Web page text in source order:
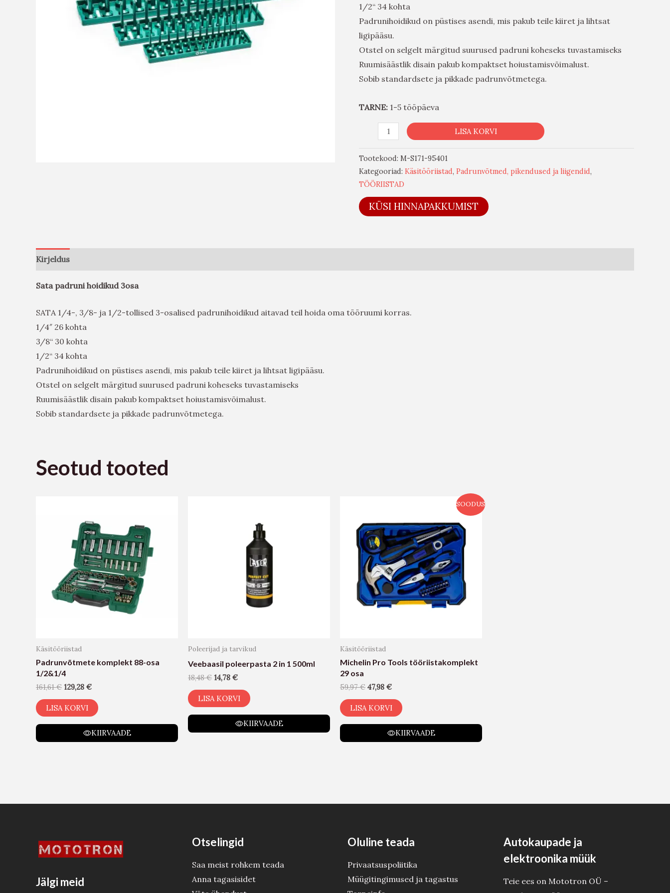
1/2“ 34 kohta
Padrunihoidikud on püstises asendi, mis pakub teile kiiret ja lihtsat
ligipääsu.
Otstel on selgelt märgitud suurused padruni koheseks tuvastamiseks
Ruumisäästlik disain pakub kompaktset hoiustamisvõimalust.
Sobib standardsete ja pikkade padrunvõtmetega.
TARNE: 1-5 tööpäeva
LISA KORVI
Tootekood: M-S171-95401
Kategooriad: Käsitööriistad, Padrunvõtmed, pikendused ja liigendid,
TÖÖRIISTAD
KÜSI HINNAPAKKUMIST
Kirjeldus
Sata padruni hoidikud 3osa
SATA 1/4-, 3/8- ja 1/2-tollised 3-osalised padrunihoidikud aitavad teil hoida oma tööruumi korras.
1/4″ 26 kohta
3/8“ 30 kohta
1/2“ 34 kohta
Padrunihoidikud on püstises asendi, mis pakub teile kiiret ja lihtsat ligipääsu.
Otstel on selgelt märgitud suurused padruni koheseks tuvastamiseks
Ruumisäästlik disain pakub kompaktset hoiustamisvõimalust.
Sobib standardsete ja pikkade padrunvõtmetega.
Seotud tooted
Käsitööriistad
Padrunvõtmete komplekt 88-osa
1/2&1/4
161,61€ 129,28 €
LISA KORVI
KIIRVAADE
Poleerijad ja tarvikud
Veebaasil poleerpasta 2 in 1 500ml
18,48€ 14,78 €
LISA KORVI
KIIRVAADE
SOODUS
Käsitööriistad
Michelin Pro Tools tööriistakomplekt
29 osa
59,97€ 47,98 €
LISA KORVI
KIIRVAADE
Jälgi meid
Otselingid
Saa meist rohkem teada
Anna tagasisidet
Oluline teada
Privaatsuspoliitika
Müügitingimused ja tagastus
Autokaupade ja
elektroonika müük
Teie ees on Mototron OÜ –